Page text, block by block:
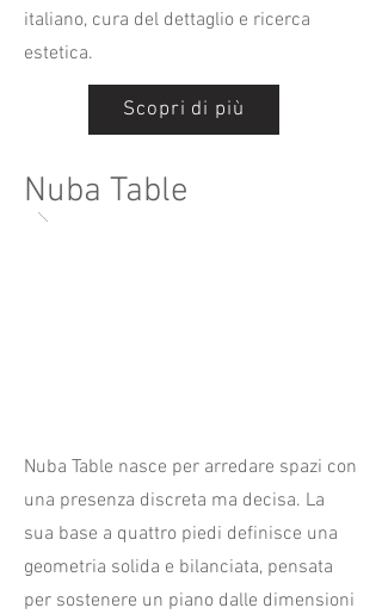
italiano, cura del dettaglio e ricerca
estetica.
Scopri di più
Nuba Table
Nuba Table nasce per arredare spazi con
una presenza discreta ma decisa. La
sua base a quattro piedi definisce una
geometria solida e bilanciata, pensata
per sostenere un piano dalle dimensioni